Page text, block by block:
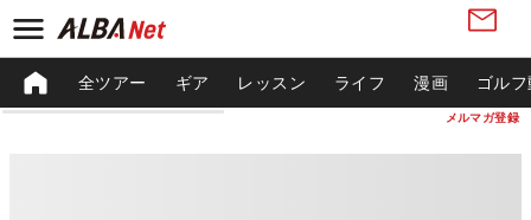
メルマガ登録
全ツアー ギア レッスン ライフ 漫画 ゴル